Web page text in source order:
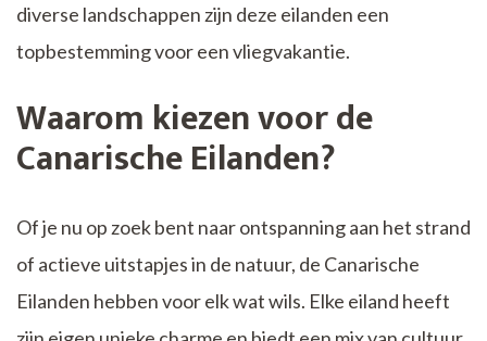
diverse landschappen zijn deze eilanden een
topbestemming voor een vliegvakantie.
Waarom kiezen voor de
Canarische Eilanden?
Of je nu op zoek bent naar ontspanning aan het strand
of actieve uitstapjes in de natuur, de Canarische
Eilanden hebben voor elk wat wils. Elke eiland heeft